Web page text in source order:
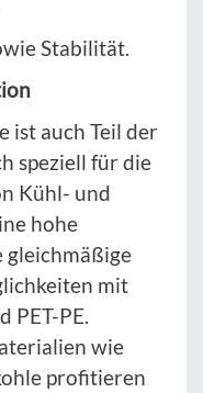
Stabilität.
ist auch Teil der
speziell für die
Kühl- und
hohe
gleichmäßige
mit
PET-PE.
wie
profitieren